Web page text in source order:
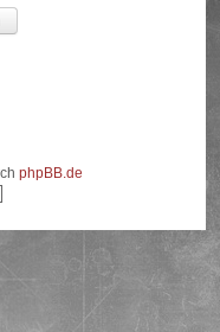
phpBB.de